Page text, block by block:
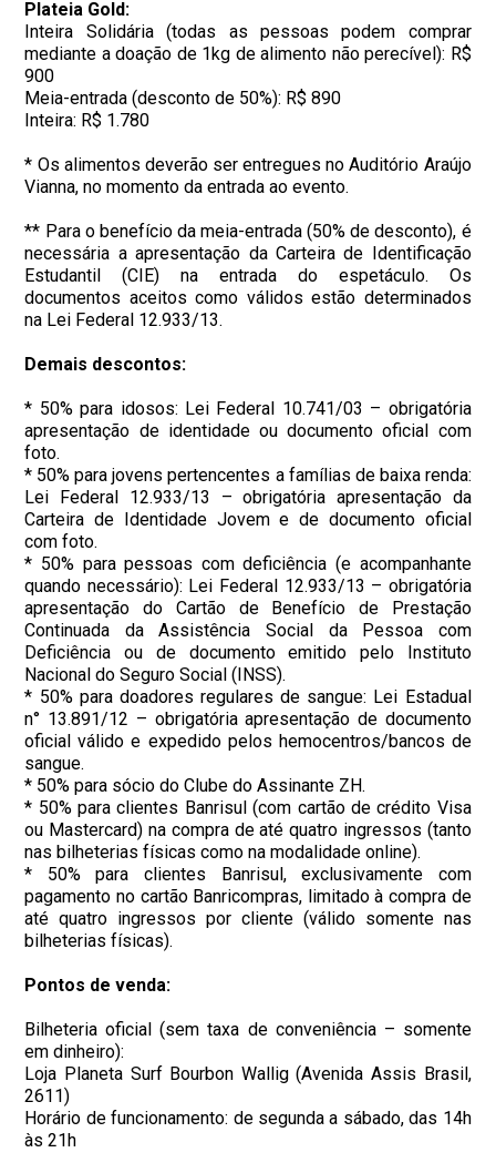
Plateia Gold:
Inteira Solidária (todas as pessoas podem comprar
mediante a doação de 1kg de alimento não perecível): R$
900
Meia-entrada (desconto de 50%): R$ 890
Inteira: R$ 1.780
* Os alimentos deverão ser entregues no Auditório Araújo
Vianna, no momento da entrada ao evento.
** Para o benefício da meia-entrada (50% de desconto), é
necessária a apresentação da Carteira de Identificação
Estudantil (CIE) na entrada do espetáculo. Os
documentos aceitos como válidos estão determinados
na Lei Federal 12.933/13.
Demais descontos:
* 50% para idosos: Lei Federal 10.741/03 – obrigatória
apresentação de identidade ou documento oficial com
foto.
* 50% para jovens pertencentes a famílias de baixa renda:
Lei Federal 12.933/13 – obrigatória apresentação da
Carteira de Identidade Jovem e de documento oficial
com foto.
* 50% para pessoas com deficiência (e acompanhante
quando necessário): Lei Federal 12.933/13 – obrigatória
apresentação do Cartão de Benefício de Prestação
Continuada da Assistência Social da Pessoa com
Deficiência ou de documento emitido pelo Instituto
Nacional do Seguro Social (INSS).
* 50% para doadores regulares de sangue: Lei Estadual
n° 13.891/12 – obrigatória apresentação de documento
oficial válido e expedido pelos hemocentros/bancos de
sangue.
* 50% para sócio do Clube do Assinante ZH.
* 50% para clientes Banrisul (com cartão de crédito Visa
ou Mastercard) na compra de até quatro ingressos (tanto
nas bilheterias físicas como na modalidade online).
* 50% para clientes Banrisul, exclusivamente com
pagamento no cartão Banricompras, limitado à compra de
até quatro ingressos por cliente (válido somente nas
bilheterias físicas).
Pontos de venda:
Bilheteria oficial (sem taxa de conveniência – somente
em dinheiro):
Loja Planeta Surf Bourbon Wallig (Avenida Assis Brasil,
2611)
Horário de funcionamento: de segunda a sábado, das 14h
às 21h